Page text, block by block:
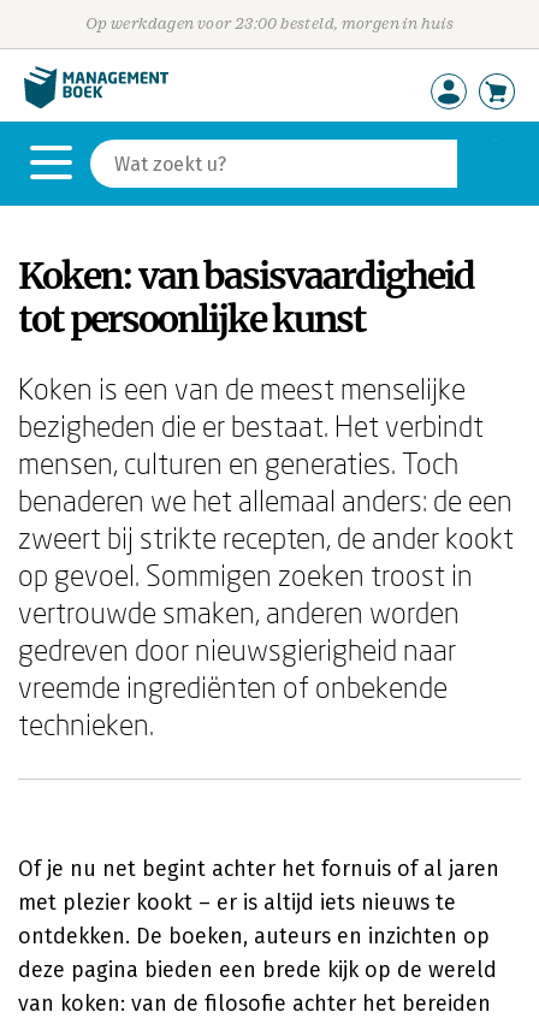
Op werkdagen voor 23:00 besteld, morgen in huis
Koken: van basisvaardigheid
tot persoonlijke kunst
Koken is een van de meest menselijke
bezigheden die er bestaat. Het verbindt
mensen, culturen en generaties. Toch
benaderen we het allemaal anders: de een
zweert bij strikte recepten, de ander kookt
op gevoel. Sommigen zoeken troost in
vertrouwde smaken, anderen worden
gedreven door nieuwsgierigheid naar
vreemde ingrediënten of onbekende
technieken.
Of je nu net begint achter het fornuis of al jaren
met plezier kookt – er is altijd iets nieuws te
ontdekken. De boeken, auteurs en inzichten op
deze pagina bieden een brede kijk op de wereld
van koken: van de filosofie achter het bereiden